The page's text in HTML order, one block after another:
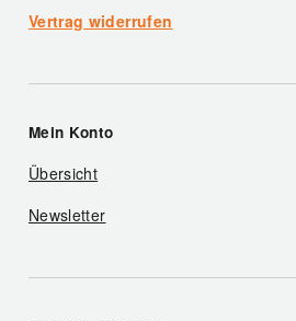
Vertrag widerrufen
Mein Konto
Übersicht
Newsletter